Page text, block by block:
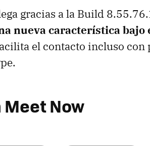
gracias a la Build
nueva característica bajo
el contacto incluso con
Now